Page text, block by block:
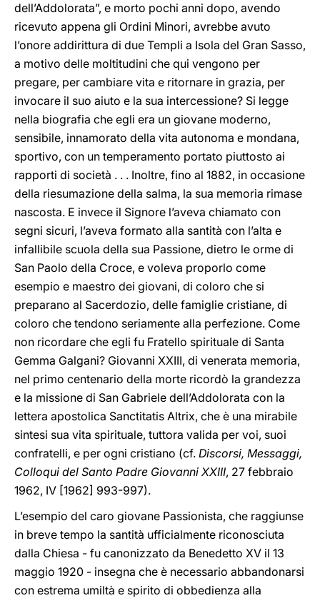
dell’Addolorata”, e morto pochi anni dopo, avendo
ricevuto appena gli Ordini Minori, avrebbe avuto
l’onore addirittura di due Templi a Isola del Gran Sasso,
a motivo delle moltitudini che qui vengono per
pregare, per cambiare vita e ritornare in grazia, per
invocare il suo aiuto e la sua intercessione? Si legge
nella biografia che egli era un giovane moderno,
sensibile, innamorato della vita autonoma e mondana,
sportivo, con un temperamento portato piuttosto ai
rapporti di società . . . Inoltre, fino al 1882, in occasione
della riesumazione della salma, la sua memoria rimase
nascosta. E invece il Signore l’aveva chiamato con
segni sicuri, l’aveva formato alla santità con l’alta e
infallibile scuola della sua Passione, dietro le orme di
San Paolo della Croce, e voleva proporlo come
esempio e maestro dei giovani, di coloro che si
preparano al Sacerdozio, delle famiglie cristiane, di
coloro che tendono seriamente alla perfezione. Come
non ricordare che egli fu Fratello spirituale di Santa
Gemma Galgani? Giovanni XXIII, di venerata memoria,
nel primo centenario della morte ricordò la grandezza
e la missione di San Gabriele dell’Addolorata con la
lettera apostolica Sanctitatis Altrix, che è una mirabile
sintesi sua vita spirituale, tuttora valida per voi, suoi
confratelli, e per ogni cristiano (cf. Discorsi, Messaggi,
Colloqui del Santo Padre Giovanni XXIII, 27 febbraio
1962, IV [1962] 993-997).
L’esempio del caro giovane Passionista, che raggiunse
in breve tempo la santità ufficialmente riconosciuta
dalla Chiesa - fu canonizzato da Benedetto XV il 13
maggio 1920 - insegna che è necessario abbandonarsi
con estrema umiltà e spirito di obbedienza alla